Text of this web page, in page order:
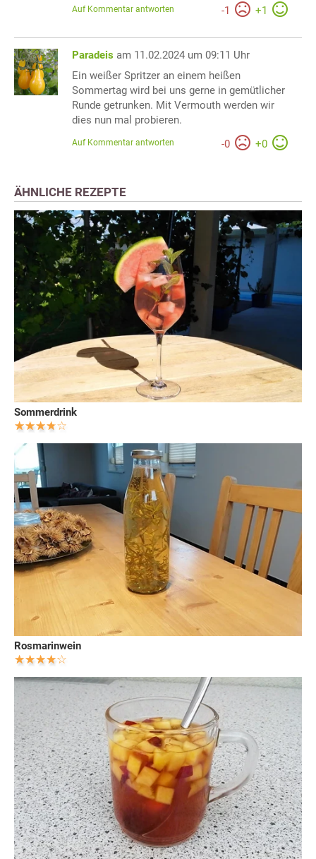
-1 +1
Auf Kommentar antworten
Paradeis am 11.02.2024 um 09:11 Uhr
Ein weißer Spritzer an einem heißen
Sommertag wird bei uns gerne in gemütlicher
Runde getrunken. Mit Vermouth werden wir
dies nun mal probieren.
-0 +0
Auf Kommentar antworten
ÄHNLICHE REZEPTE
Sommerdrink
Rosmarinwein